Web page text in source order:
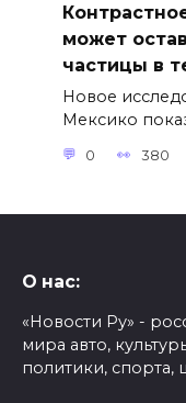
может
частицы в
Новое
Мексико
0 380
О нас:
«Новости Ру» -
мира авто,
политики, спорта,